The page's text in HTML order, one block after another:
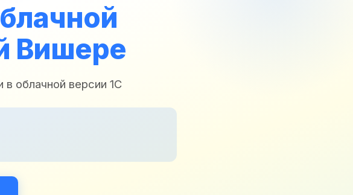
Вишере
облачной версии 1С